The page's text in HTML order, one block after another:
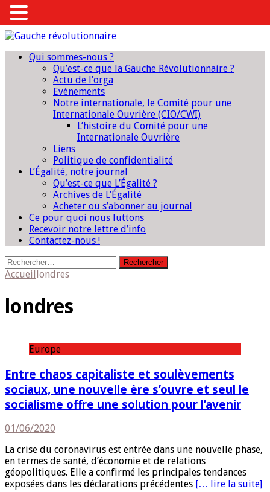
Qui sommes-nous ?
Qu’est-ce que la Gauche Révolutionnaire ?
Actu de l’orga
Evènements
Notre internationale, le Comité pour une
Internationale Ouvrière (CIO/CWI)
L’histoire du Comité pour une
Internationale Ouvrière
Liens
Politique de confidentialité
L’Égalité, notre journal
Qu’est-ce que L’Égalité ?
Archives de L’Égalité
Acheter ou s’abonner au journal
Ce pour quoi nous luttons
Recevoir notre lettre d’info
Contactez-nous !
Rechercher :
Accueillondres
londres
Europe
Entre chaos capitaliste et soulèvements
sociaux, une nouvelle ère s’ouvre et seul le
socialisme offre une solution pour l’avenir
01/06/2020
La crise du coronavirus est entrée dans une nouvelle phase,
en termes de santé, d’économie et de relations
géopolitiques. Elle a confirmé les principales tendances
exposées dans les déclarations précédentes [… lire la suite]